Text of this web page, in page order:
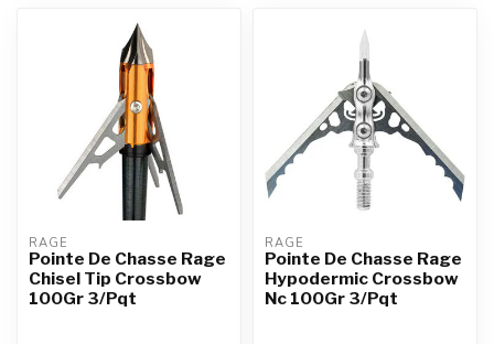
RAGE
Pointe De Chasse Rage
Chisel Tip Crossbow
100Gr 3/Pqt
RAGE
Pointe De Chasse Rage
Hypodermic Crossbow
Nc 100Gr 3/Pqt